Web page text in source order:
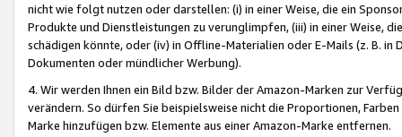
nicht wie folgt nutzen oder darstellen: (i) in einer Weise, die ein
Produkte und Dienstleistungen zu verunglimpfen, (iii) in einer Weise,
schädigen könnte, oder (iv) in Offline-Materialien oder E-Mails (z. B. in
Dokumenten oder mündlicher Werbung).
4. Wir werden Ihnen ein Bild bzw. Bilder der Amazon-Marken zur
verändern. So dürfen Sie beispielsweise nicht die Proportionen,
Marke hinzufügen bzw. Elemente aus einer Amazon-Marke entfernen.